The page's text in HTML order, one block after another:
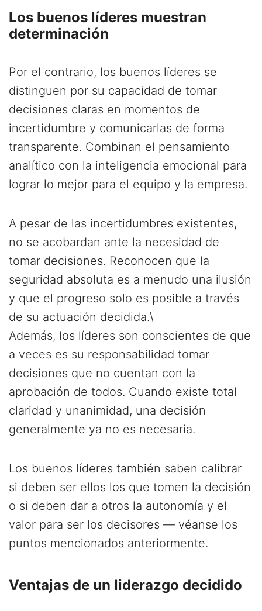
Los buenos líderes muestran
determinación
Por el contrario, los buenos líderes se
distinguen por su capacidad de tomar
decisiones claras en momentos de
incertidumbre y comunicarlas de forma
transparente. Combinan el pensamiento
analítico con la inteligencia emocional para
lograr lo mejor para el equipo y la empresa.
A pesar de las incertidumbres existentes,
no se acobardan ante la necesidad de
tomar decisiones. Reconocen que la
seguridad absoluta es a menudo una ilusión
y que el progreso solo es posible a través
de su actuación decidida.\
Además, los líderes son conscientes de que
a veces es su responsabilidad tomar
decisiones que no cuentan con la
aprobación de todos. Cuando existe total
claridad y unanimidad, una decisión
generalmente ya no es necesaria.
Los buenos líderes también saben calibrar
si deben ser ellos los que tomen la decisión
o si deben dar a otros la autonomía y el
valor para ser los decisores — véanse los
puntos mencionados anteriormente.
Ventajas de un liderazgo decidido